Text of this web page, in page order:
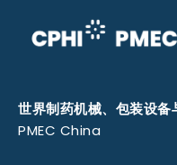
世界制药机械、包装设备
PMEC China